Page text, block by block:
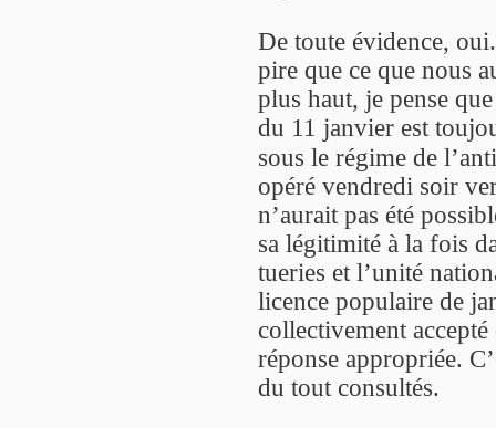
De toute évidence,
pire que ce que nous
plus haut, je pense
du 11 janvier est
sous le régime de
opéré vendredi soir
n’aurait pas été
sa légitimité à la fois
tueries et l’unité
licence populaire de
collectivement
réponse appropriée.
du tout consultés.